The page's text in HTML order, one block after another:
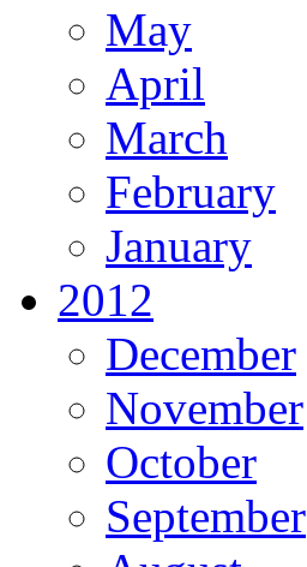
May
April
March
February
January
2012
December
November
October
September